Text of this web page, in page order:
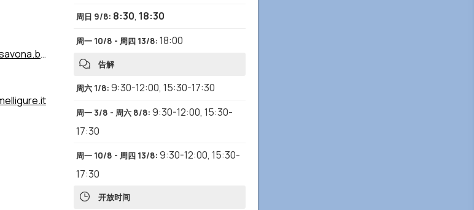
周日 9/8: 8:30, 18:30
周一 10/8 - 周四 13/8: 18:00
告解
周六 1/8: 9:30-12:00, 15:30-17:30
周一 3/8 - 周六 8/8: 9:30-12:00, 15:30-
17:30
周一 10/8 - 周四 13/8: 9:30-12:00, 15:30-
17:30
开放时间